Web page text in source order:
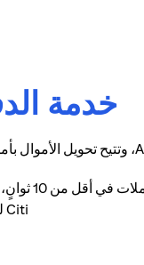
خدمة
Citi للجوال.